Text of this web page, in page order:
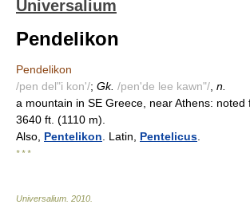
Universalium
Pendelikon
Pendelikon
/pen del"i kon'/; Gk. /pen'de lee kawn"/ n.
a mountain in SE Greece, near Athens: noted
3640 ft. (1110 m).
Also, Pentelikon . Latin, Pentelicus
* * *
Universalium 2010